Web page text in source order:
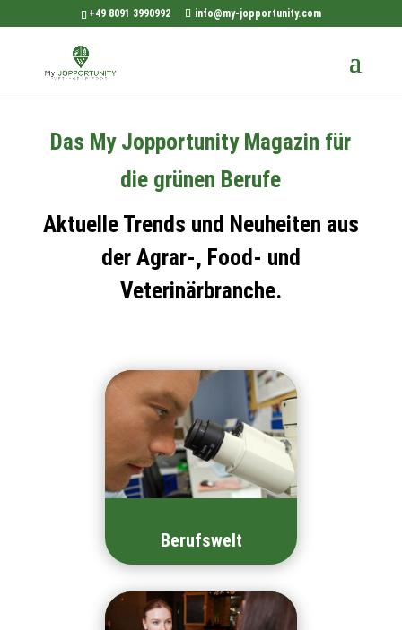
+49 8091 3990992 info@my-jopportunity.com
Das My Jopportunity Magazin für
die grünen Berufe
Aktuelle Trends und Neuheiten aus
der Agrar-, Food- und
Veterinärbranche.
Berufswelt